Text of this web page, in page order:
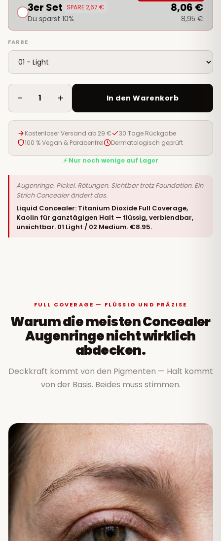
3er Set SPARE 2,67 €
Du sparst 10%
8,06 €
8,95 €
FARBE
− 1 + In den Warenkorb
Kostenloser Versand ab 29 €
30 Tage Rückgabe
100 % Vegan & Parabenfrei
Dermatologisch geprüft
⚡ Nur noch wenige auf Lager
Augenringe. Pickel. Rötungen. Sichtbar trotz Foundation. Ein
Strich Concealer ändert das.
Liquid Concealer: Titanium Dioxide Full Coverage,
Kaolin für ganztägigen Halt — flüssig, verblendbar,
unsichtbar. 01 Light / 02 Medium. €8.95.
FULL COVERAGE — FLÜSSIG UND PRÄZISE
Warum die meisten Concealer
Augenringe nicht wirklich
abdecken.
Deckkraft kommt von den Pigmenten — Halt kommt
von der Basis. Beides muss stimmen.